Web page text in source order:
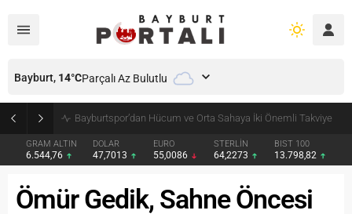
Bayburt’ta Minik Öğrencilere Jandarma Mesleği Tanıtıldı
GRAM ALTIN
6.544,76
DOLAR
47,7013
EURO
55,0086
STERLİN
64,2273
BIST 100
13.798,82
Bayburt, 14°CParçalı Az Bulutlu
Ömür Gedik, Sahne Öncesi